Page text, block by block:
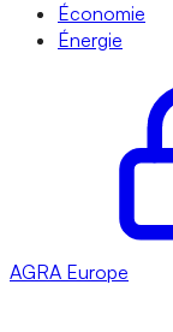
Économie
Énergie
AGRA Europe